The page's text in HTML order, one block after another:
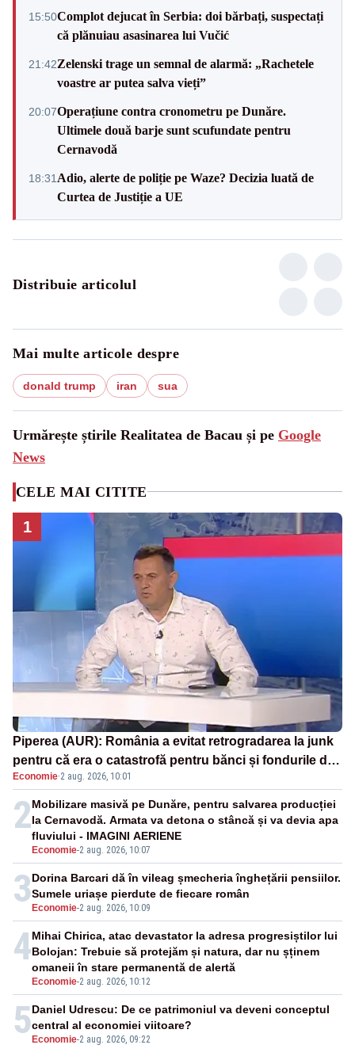
15:50Complot dejucat în Serbia: doi bărbați, suspectați
că plănuiau asasinarea lui Vučić
21:42Zelenski trage un semnal de alarmă: „Rachetele
voastre ar putea salva vieți”
20:07Operațiune contra cronometru pe Dunăre.
Ultimele două barje sunt scufundate pentru
Cernavodă
18:31 Adio, alerte de poliție pe Waze? Decizia luată de
Curtea de Justiție a UE
Distribuie articolul
Mai multe articole despre
donald trump iran sua
Urmărește știrile Realitatea de Bacau și pe Google
News
CELE MAI CITITE
1
Piperea (AUR): România a evitat retrogradarea la junk
pentru că era o catastrofă pentru bănci și fondurile de
pensii
Economie·2 aug. 2026, 10:01
2
Economie-2 aug. 2026, 10:07
Mobilizare masivă pe Dunăre, pentru salvarea producției
la Cernavodă. Armata va detona o stâncă și va devia apa
fluviului - IMAGINI AERIENE
3 Economie-2 aug. 2026, 10:09
Dorina Barcari dă în vileag șmecheria înghețării pensiilor.
Sumele uriașe pierdute de fiecare român
4
Economie-2 aug. 2026, 10:12
Mihai Chirica, atac devastator la adresa progresiștilor lui
Bolojan: Trebuie să protejăm și natura, dar nu șținem
omaneii în stare permanentă de alertă
5 Economie-2 aug. 2026, 09:22
Daniel Udrescu: De ce patrimoniul va deveni conceptul
central al economiei viitoare?